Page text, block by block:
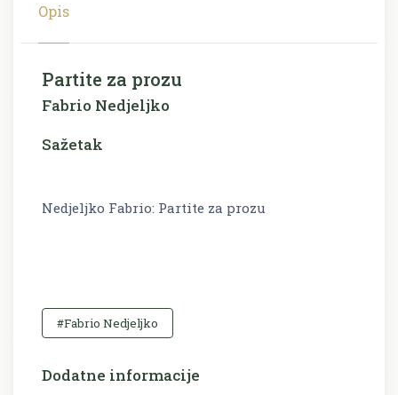
Opis
Partite za prozu
Fabrio Nedjeljko
Sažetak
Nedjeljko Fabrio: Partite za prozu
#Fabrio Nedjeljko
Dodatne informacije